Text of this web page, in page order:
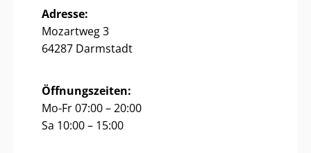
Adresse:
Mozartweg 3
64287 Darmstadt
Öffnungszeiten:
Mo-Fr 07:00 – 20:00
Sa 10:00 – 15:00